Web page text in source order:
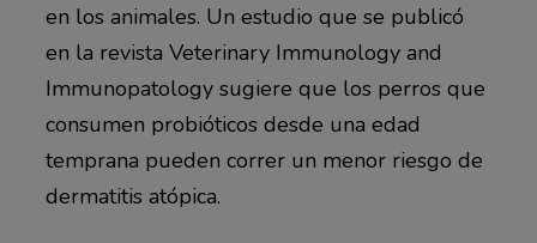
en los animales. Un estudio que se publicó
en la revista Veterinary Immunology and
Immunopatology sugiere que los perros que
consumen probióticos desde una edad
temprana pueden correr un menor riesgo de
dermatitis atópica.